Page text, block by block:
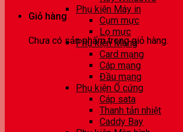
Giỏ hàng
Chưa có sản phẩm trong giỏ hàng.
Phụ kiện Máy in
Cụm mực
Lọ mực
Phụ kiện Mạng
Card mạng
Cáp mạng
Đầu mạng
Phụ kiện Ổ cứng
Cáp sata
Thanh tản nhiệt
Caddy Bay